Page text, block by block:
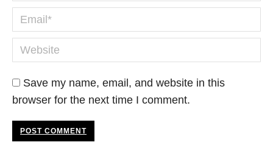
Email *
Website
Save my name, email, and website in this
browser for the next time I comment.
POST COMMENT